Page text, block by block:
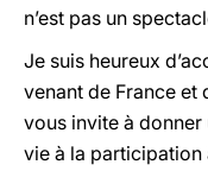
n’est pas un
Je suis heureux
venant de France et
vous invite à
vie à la participation